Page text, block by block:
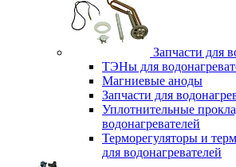
Запчасти для
ТЭНы для
Магниевые аноды
Запчасти для
Уплотнительные
водонагревателей
Терморегуляторы и
для водонагревателей